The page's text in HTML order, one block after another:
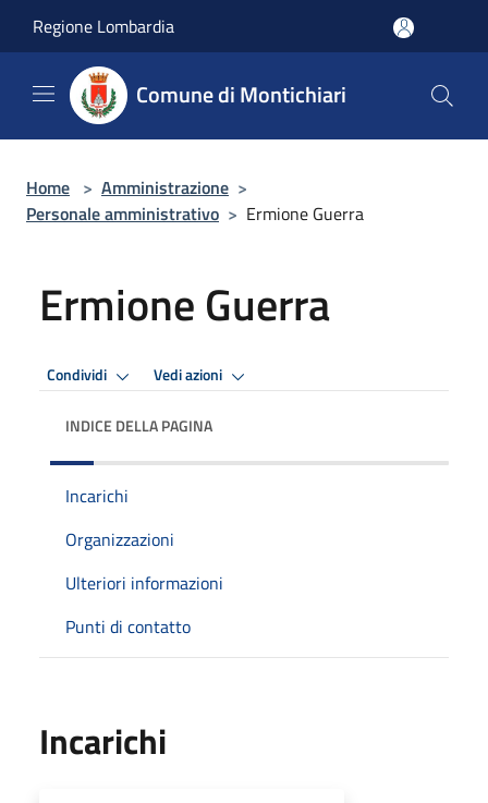
Regione Lombardia
Comune di Montichiari
Home > Amministrazione >
Personale amministrativo > Ermione Guerra
Ermione Guerra
Condividi Vedi azioni
INDICE DELLA PAGINA
Incarichi
Organizzazioni
Ulteriori informazioni
Punti di contatto
Incarichi